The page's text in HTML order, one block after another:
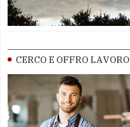
CERCO E OFFRO LAVORO